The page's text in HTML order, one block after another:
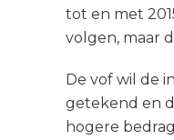
tot en met
volgen, maar
De vof wil de
getekend en
hogere